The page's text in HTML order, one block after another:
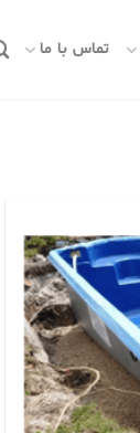
تماس با ما